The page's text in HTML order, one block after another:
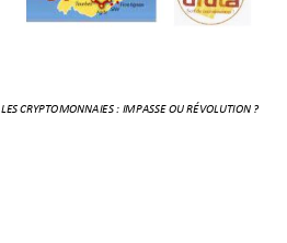
LES CRYPTOMONNAIES : IMPASSE OU RÉVOLUTION ?